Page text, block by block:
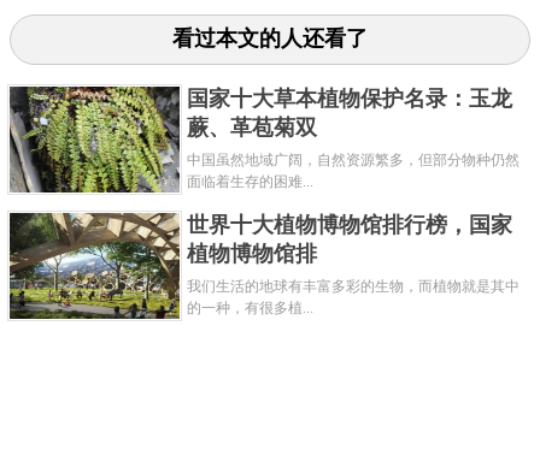
看过本文的人还看了
国家十大草本植物保护名录：玉龙
蕨、革苞菊双
中国虽然地域广阔，自然资源繁多，但部分物种仍然
面临着生存的困难...
世界十大植物博物馆排行榜，国家
植物博物馆排
我们生活的地球有丰富多彩的生物，而植物就是其中
的一种，有很多植...